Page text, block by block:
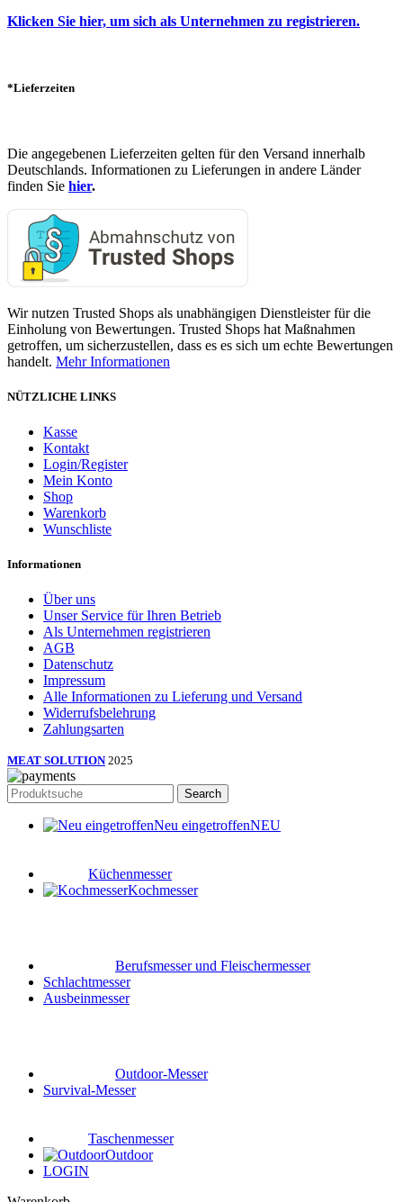
Klicken Sie hier, um sich als Unternehmen zu registrieren.
*Lieferzeiten
Die angegebenen Lieferzeiten gelten für den Versand innerhalb
Deutschlands. Informationen zu Lieferungen in andere Länder
finden Sie hier.
Wir nutzen Trusted Shops als unabhängigen Dienstleister für die
Einholung von Bewertungen. Trusted Shops hat Maßnahmen
getroffen, um sicherzustellen, dass es es sich um echte Bewertungen
handelt. Mehr Informationen
NÜTZLICHE LINKS
Kasse
Kontakt
Login/Register
Mein Konto
Shop
Warenkorb
Wunschliste
Informationen
Über uns
Unser Service für Ihren Betrieb
Als Unternehmen registrieren
AGB
Datenschutz
Impressum
Alle Informationen zu Lieferung und Versand
Widerrufsbelehrung
Zahlungsarten
MEAT SOLUTION 2025
Search
Neu eingetroffenNEU
Küchenmesser
Kochmesser
Berufsmesser und Fleischermesser
Schlachtmesser
Ausbeinmesser
Outdoor-Messer
Survival-Messer
Taschenmesser
Outdoor
LOGIN